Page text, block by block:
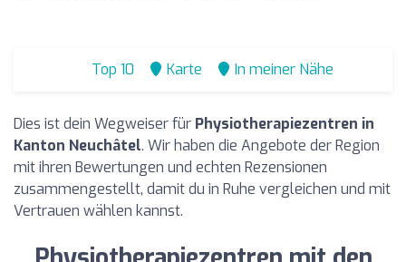
Top 10 Karte In meiner Nähe
Dies ist dein Wegweiser für Physiotherapiezentren in
Kanton Neuchâtel. Wir haben die Angebote der Region
mit ihren Bewertungen und echten Rezensionen
zusammengestellt, damit du in Ruhe vergleichen und mit
Vertrauen wählen kannst.